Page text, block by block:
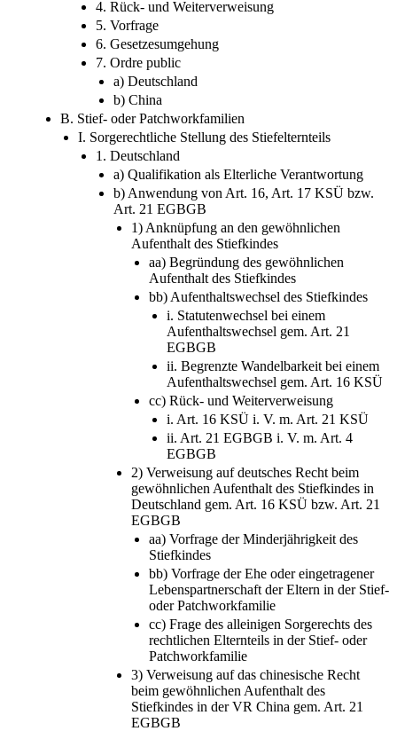
4. Rück- und Weiterverweisung
5. Vorfrage
6. Gesetzesumgehung
7. Ordre public
a) Deutschland
b) China
B. Stief- oder Patchworkfamilien
I. Sorgerechtliche Stellung des Stiefelternteils
1. Deutschland
a) Qualifikation als Elterliche Verantwortung
b) Anwendung von Art. 16, Art. 17 KSÜ bzw.
Art. 21 EGBGB
1) Anknüpfung an den gewöhnlichen
Aufenthalt des Stiefkindes
aa) Begründung des gewöhnlichen
Aufenthalt des Stiefkindes
bb) Aufenthaltswechsel des Stiefkindes
i. Statutenwechsel bei einem
Aufenthaltswechsel gem. Art. 21
EGBGB
ii. Begrenzte Wandelbarkeit bei einem
Aufenthaltswechsel gem. Art. 16 KSÜ
cc) Rück- und Weiterverweisung
i. Art. 16 KSÜ i. V. m. Art. 21 KSÜ
ii. Art. 21 EGBGB i. V. m. Art. 4
EGBGB
2) Verweisung auf deutsches Recht beim
gewöhnlichen Aufenthalt des Stiefkindes in
Deutschland gem. Art. 16 KSÜ bzw. Art. 21
EGBGB
aa) Vorfrage der Minderjährigkeit des
Stiefkindes
bb) Vorfrage der Ehe oder eingetragener
Lebenspartnerschaft der Eltern in der Stief-
oder Patchworkfamilie
cc) Frage des alleinigen Sorgerechts des
rechtlichen Elternteils in der Stief- oder
Patchworkfamilie
3) Verweisung auf das chinesische Recht
beim gewöhnlichen Aufenthalt des
Stiefkindes in der VR China gem. Art. 21
EGBGB